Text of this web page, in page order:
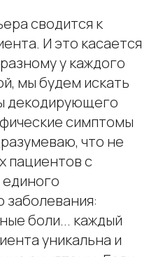
сводится к
И это касается
у каждого
мы будем искать
декодирующего
симптомы
что не
пациентов с
боли... каждый
уникальна и